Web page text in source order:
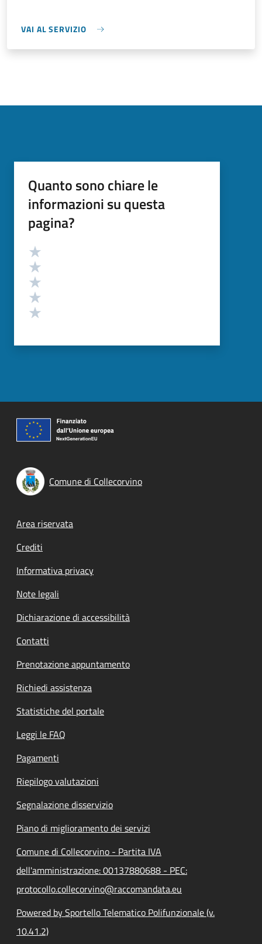
VAI AL SERVIZIO
Quanto sono chiare le
informazioni su questa
pagina?
Valutazione
Comune di Collecorvino
Footer menu
Area riservata
Crediti
Informativa privacy
Note legali
Dichiarazione di accessibilità
Contatti
Prenotazione appuntamento
Richiedi assistenza
Statistiche del portale
Leggi le FAQ
Pagamenti
Riepilogo valutazioni
Segnalazione disservizio
Piano di miglioramento dei servizi
Comune di Collecorvino - Partita IVA
dell'amministrazione: 00137880688 - PEC:
protocollo.collecorvino@raccomandata.eu
Powered by Sportello Telematico Polifunzionale (v.
10.41.2)